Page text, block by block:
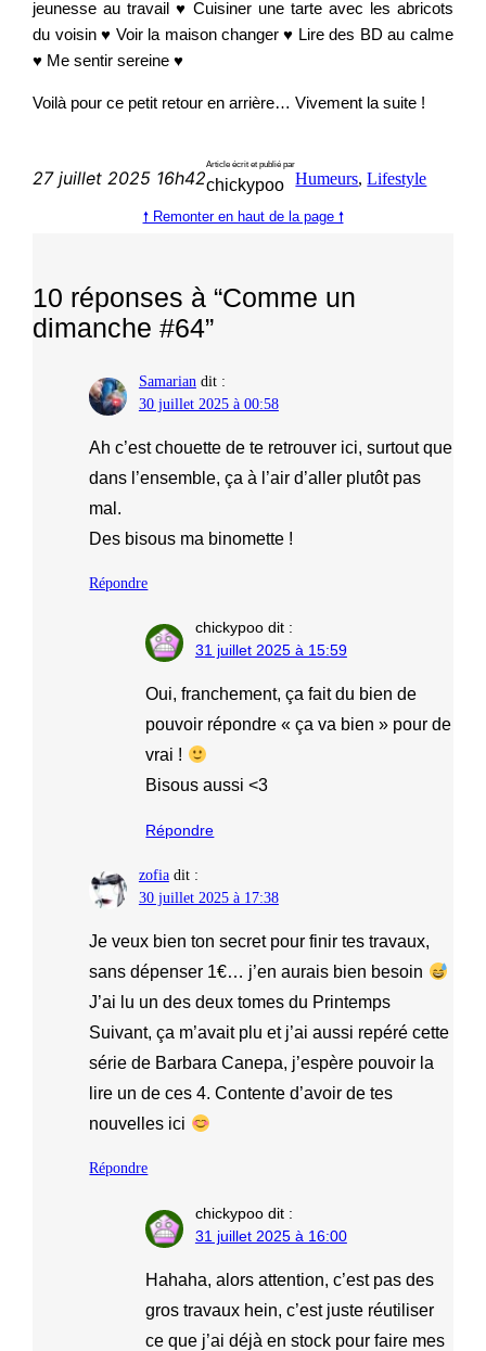
jeunesse au travail ♥ Cuisiner une tarte avec les abricots
du voisin ♥ Voir la maison changer ♥ Lire des BD au calme
♥ Me sentir sereine ♥
Voilà pour ce petit retour en arrière… Vivement la suite !
27 juillet 2025 16h42
Article écrit et publié par
chickypoo Humeurs, Lifestyle
🠕 Remonter en haut de la page 🠕
10 réponses à “Comme un
dimanche #64”
Samarian dit :
30 juillet 2025 à 00:58
Ah c’est chouette de te retrouver ici, surtout que
dans l’ensemble, ça à l’air d’aller plutôt pas
mal.
Des bisous ma binomette !
Répondre
chickypoo dit :
31 juillet 2025 à 15:59
Oui, franchement, ça fait du bien de
pouvoir répondre « ça va bien » pour de
vrai !
Bisous aussi <3
Répondre
zofia dit :
30 juillet 2025 à 17:38
Je veux bien ton secret pour finir tes travaux,
sans dépenser 1€… j’en aurais bien besoin
J’ai lu un des deux tomes du Printemps
Suivant, ça m’avait plu et j’ai aussi repéré cette
série de Barbara Canepa, j’espère pouvoir la
lire un de ces 4. Contente d’avoir de tes
nouvelles ici
Répondre
chickypoo dit :
31 juillet 2025 à 16:00
Hahaha, alors attention, c’est pas des
gros travaux hein, c’est juste réutiliser
ce que j’ai déjà en stock pour faire mes